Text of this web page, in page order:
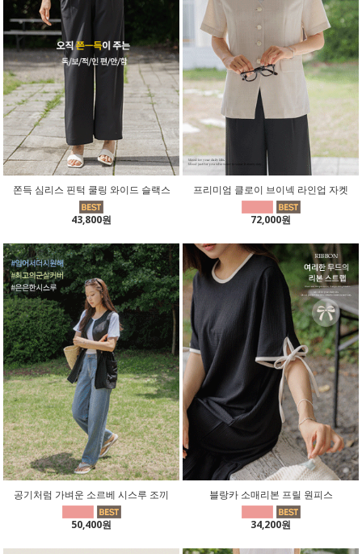
쫀득 심리스 핀턱 쿨링 와이드 슬랙스
43,800원
프리미엄 클로이 브이넥 라인업 자켓
72,000원
공기처럼 가벼운 소르베 시스루 조끼
50,400원
블랑카 소매리본 프릴 원피스
34,200원